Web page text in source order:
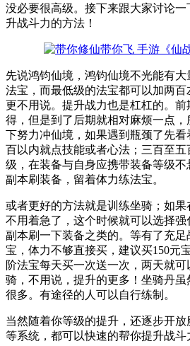
没必要很高级。接下来跟大家讨论
升战斗力的方法！
先说鸿钧仙境，鸿钧仙境不光能有
法宝，而最低级的法宝都可以加两
更不用说。提升战力也是杠杠的。
得，但是到了后期就相对麻烦一点
下努力冲仙境，如果遇到瓶颈了先
百以内就点技能或者心法；三百至
级，在装备与自身应携带装备等级
副本刷装备，留着体力练法宝。
或者更好的方法就是训练坐骑；如
不用着急了，这个时候就可以选择
副本刷一下装备之类的。等有了充
宝，体力不够直接买，建议买150元
阶法宝每天买一次送一次，两天就
骑，不用说，提升的更多！坐骑丹
很多。有途径的人可以自行练制。
当然随着你等级的提升，还逐步开
等系统，都可以快速的帮你提升战斗